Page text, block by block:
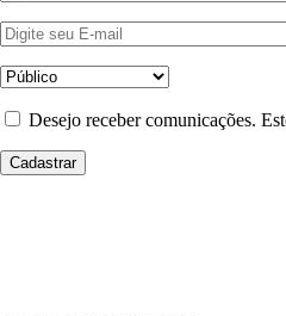
Desejo receber comunicações.